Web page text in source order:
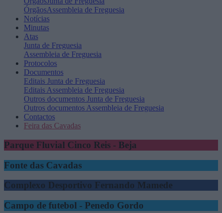
ÓrgãosAssembleia de Freguesia
Notícias
Minutas
Atas
Junta de Freguesia
Assembleia de Freguesia
Protocolos
Documentos
Editais Junta de Freguesia
Editais Assembleia de Freguesia
Outros documentos Junta de Freguesia
Outros documentos Assembleia de Freguesia
Contactos
Feira das Cavadas
Parque Fluvial Cinco Reis - Beja
Fonte das Cavadas
Complexo Desportivo Fernando Mamede
Campo de futebol - Penedo Gordo